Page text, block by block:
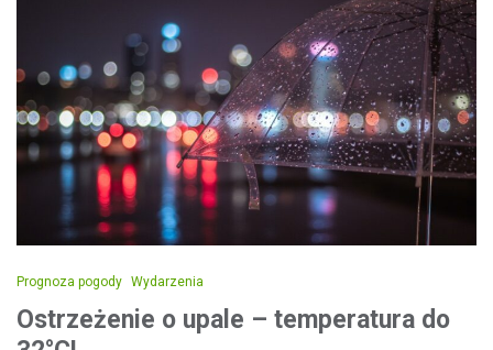
Prognoza pogody Wydarzenia
Ostrzeżenie o upale – temperatura do